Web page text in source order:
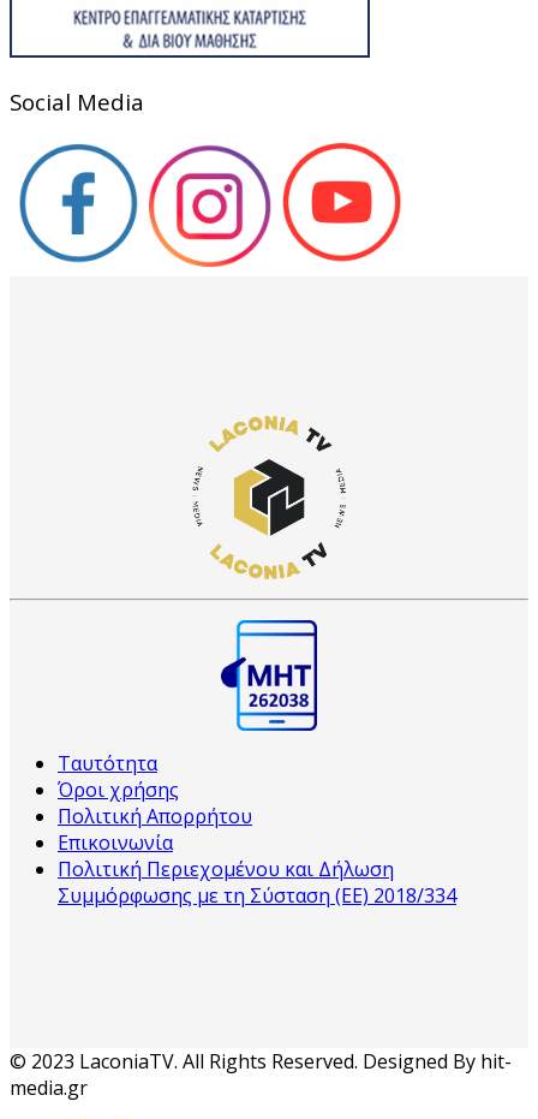
Social Media
Ταυτότητα
Όροι χρήσης
Πολιτική Απορρήτου
Επικοινωνία
Πολιτική Περιεχομένου και Δήλωση
Συμμόρφωσης με τη Σύσταση (ΕΕ) 2018/334
© 2023 LaconiaTV. All Rights Reserved. Designed By hit-
media.gr